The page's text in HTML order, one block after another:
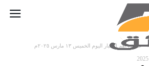
عناوين أهم الأخبار اليوم الخميس ١٣ مارس ٢٠٢٥م